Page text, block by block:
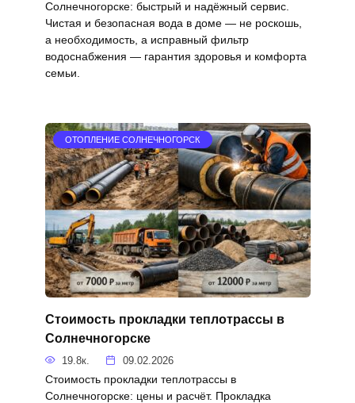
Солнечногорске: быстрый и надёжный сервис.
Чистая и безопасная вода в доме — не роскошь,
а необходимость, а исправный фильтр
водоснабжения — гарантия здоровья и комфорта
семьи.
ОТОПЛЕНИЕ СОЛНЕЧНОГОРСК
Стоимость прокладки теплотрассы в
Солнечногорске
19.8к. 09.02.2026
Стоимость прокладки теплотрассы в
Солнечногорске: цены и расчёт. Прокладка